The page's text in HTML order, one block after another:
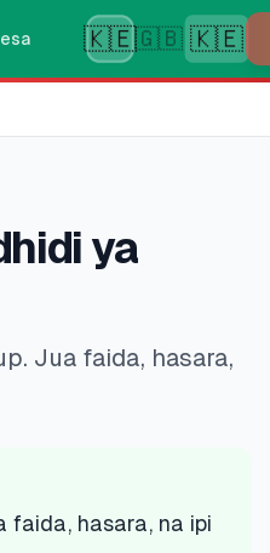
🇰🇪🇬🇧 🇰🇪
ya
Jua faida, hasara,
faida, hasara, na ipi